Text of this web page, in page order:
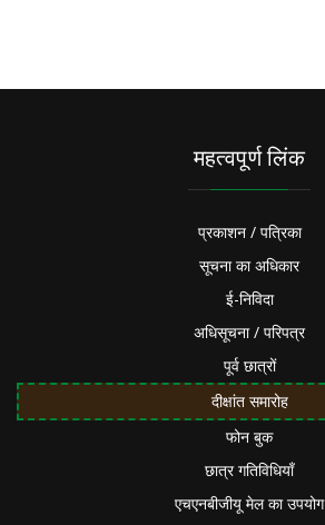
महत्वपूर्ण लिंक
प्रकाशन / पत्रिका
सूचना का अधिकार
ई-निविदा
अधिसूचना / परिपत्र
पूर्व छात्रों
दीक्षांत समारोह
फोन बुक
छात्र गतिविधियाँ
एचएनबीजीयू मेल का उपयोग